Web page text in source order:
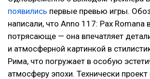
появились первые превью игры.
написали, что Anno 117: Pax Romana
потрясающе — она впечатляет
и атмосферной картинкой в
Рима, что погружает в особую
атмосферу эпохи. Технически